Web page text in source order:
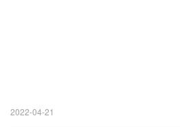
2022-04-21